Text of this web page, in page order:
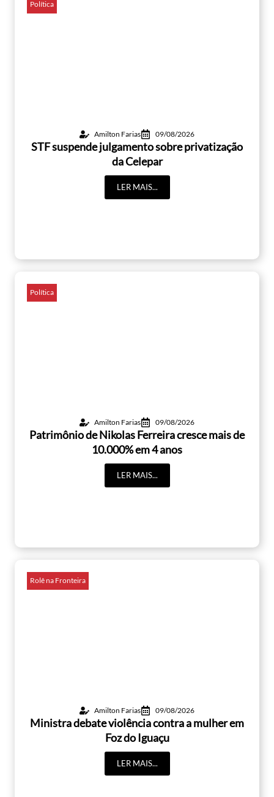
Política
Amilton Farias 09/08/2026
STF suspende julgamento sobre privatização
da Celepar
LER MAIS...
Política
Amilton Farias 09/08/2026
Patrimônio de Nikolas Ferreira cresce mais de
10.000% em 4 anos
LER MAIS...
Rolê na Fronteira
Amilton Farias 09/08/2026
Ministra debate violência contra a mulher em
Foz do Iguaçu
LER MAIS...